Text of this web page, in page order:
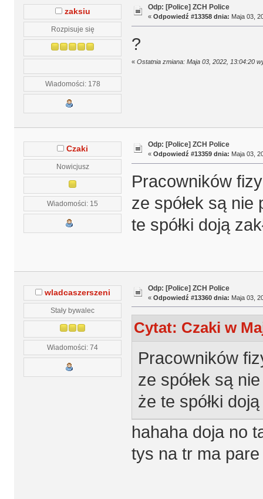
zaksiu
Rozpisuje się
Wiadomości: 178
Odp: [Police] ZCH Police
« Odpowiedź #13358 dnia: Maja 03,
?
« Ostatnia zmiana: Maja 03, 2022, 13:04:20
Czaki
Nowicjusz
Wiadomości: 15
Odp: [Police] ZCH Police
« Odpowiedź #13359 dnia: Maja 03,
Pracowników
ze spółek są
te spółki doją
wladcaszerszeni
Stały bywalec
Wiadomości: 74
Odp: [Police] ZCH Police
« Odpowiedź #13360 dnia: Maja 03,
Cytat: Czaki w
Pracowników
ze spółek są
że te spółki doją
hahaha doja no
tys na tr ma